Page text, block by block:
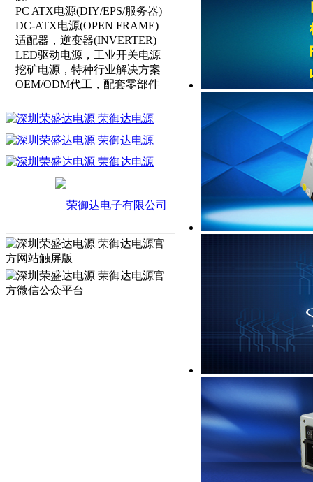
PC ATX电源(DIY/EPS/服务器)
DC-ATX电源(OPEN FRAME)
适配器，逆变器(INVERTER)
LED驱动电源，工业开关电源
挖矿电源，特种行业解决方案
OEM/ODM代工，配套零部件